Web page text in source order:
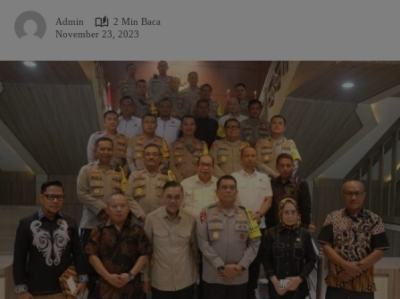
Admin
2 Min Baca
November 23, 2023